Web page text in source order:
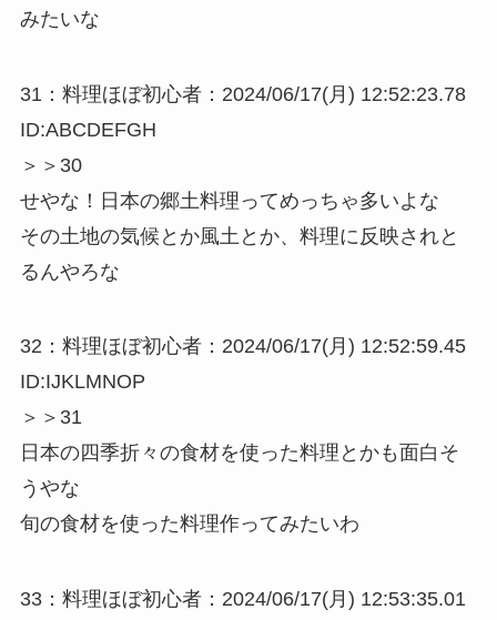
みたいな
31：料理ほぼ初心者：2024/06/17(月) 12:52:23.78
ID:ABCDEFGH
＞＞30
せやな！日本の郷土料理ってめっちゃ多いよな
その土地の気候とか風土とか、料理に反映されと
るんやろな
32：料理ほぼ初心者：2024/06/17(月) 12:52:59.45
ID:IJKLMNOP
＞＞31
日本の四季折々の食材を使った料理とかも面白そ
うやな
旬の食材を使った料理作ってみたいわ
33：料理ほぼ初心者：2024/06/17(月) 12:53:35.01